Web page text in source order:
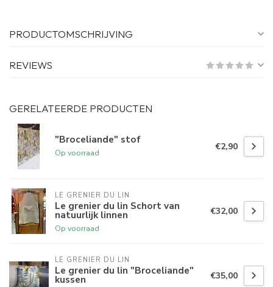
PRODUCTOMSCHRIJVING
REVIEWS
GERELATEERDE PRODUCTEN
"Broceliande" stof
Op voorraad
€2,90
LE GRENIER DU LIN
Le grenier du lin Schort van
natuurlijk linnen
Op voorraad
€32,00
LE GRENIER DU LIN
Le grenier du lin "Broceliande"
kussen €35,00